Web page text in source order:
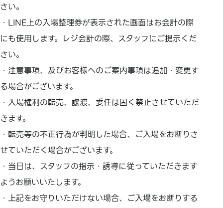
さい。
・LINE上の入場整理券が表示された画面はお会計の際
にも使用します。レジ会計の際、スタッフにご提示くだ
さい。
・注意事項、及びお客様へのご案内事項は追加・変更す
る場合がございます。
・入場権利の転売、譲渡、委任は固く禁止させていただ
きます。
・転売等の不正行為が判明した場合、ご入場をお断りさ
せていただく場合がございます。
・当日は、スタッフの指示・誘導に従っていただきます
ようお願いいたします。
・上記をお守りいただけない場合、ご入場をお断りする